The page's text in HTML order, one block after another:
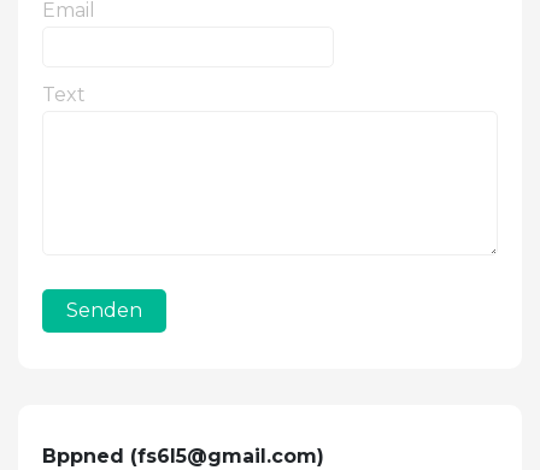
Email
Text
Senden
Bppned (fs6l5@gmail.com)